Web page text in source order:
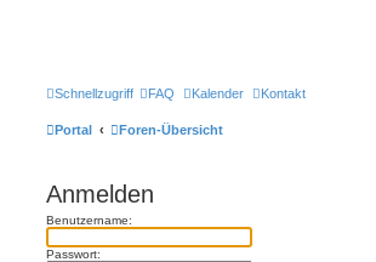
Schnellzugriff FAQ Kalender Kontakt
Portal Foren-Übersicht
Anmelden
Benutzername:
Passwort: